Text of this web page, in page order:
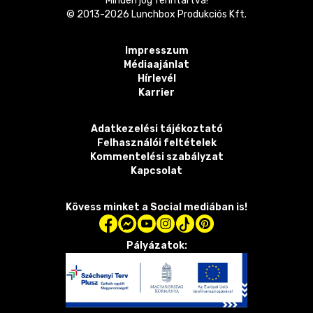
© 2013-2026 Lunchbox Produkciós Kft.
Impresszum
Médiaajánlat
Hírlevél
Karrier
Adatkezelési tájékoztató
Felhasználói feltételek
Kommentelési szabályzat
Kapcsolat
Kövess minket a Social mediában is!
Pályázatok: